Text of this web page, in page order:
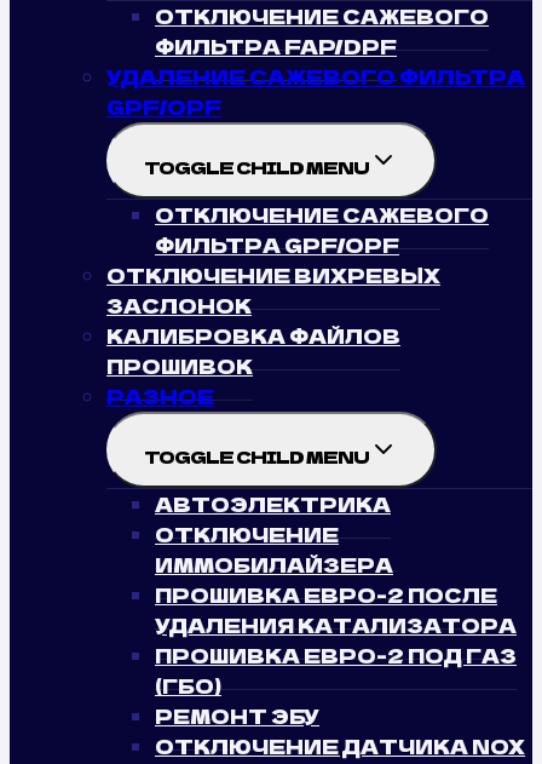
ОТКЛЮЧЕНИЕ САЖЕВОГО
ФИЛЬТРА FAP/DPF
УДАЛЕНИЕ САЖЕВОГО ФИЛЬТРА
GPF/OPF
TOGGLE CHILD MENU
ОТКЛЮЧЕНИЕ САЖЕВОГО
ФИЛЬТРА GPF/OPF
ОТКЛЮЧЕНИЕ ВИХРЕВЫХ
ЗАСЛОНОК
КАЛИБРОВКА ФАЙЛОВ
ПРОШИВОК
РАЗНОЕ
TOGGLE CHILD MENU
АВТОЭЛЕКТРИКА
ОТКЛЮЧЕНИЕ
ИММОБИЛАЙЗЕРА
ПРОШИВКА ЕВРО-2 ПОСЛЕ
УДАЛЕНИЯ КАТАЛИЗАТОРА
ПРОШИВКА ЕВРО-2 ПОД ГАЗ
(ГБО)
РЕМОНТ ЭБУ
ОТКЛЮЧЕНИЕ ДАТЧИКА NOX